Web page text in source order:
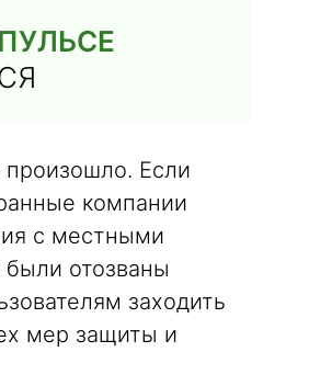
произошло. Если
компании
с местными
были отозваны
заходить
мер защиты и